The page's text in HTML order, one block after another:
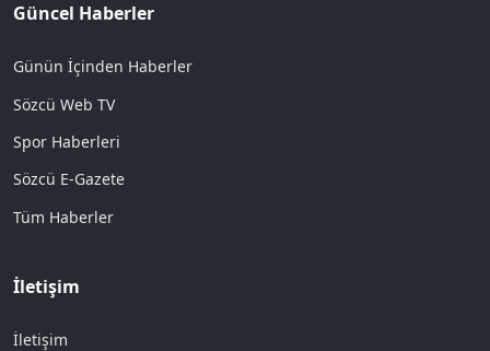
Güncel Haberler
Günün İçinden Haberler
Sözcü Web TV
Spor Haberleri
Sözcü E-Gazete
Tüm Haberler
İletişim
İletişim